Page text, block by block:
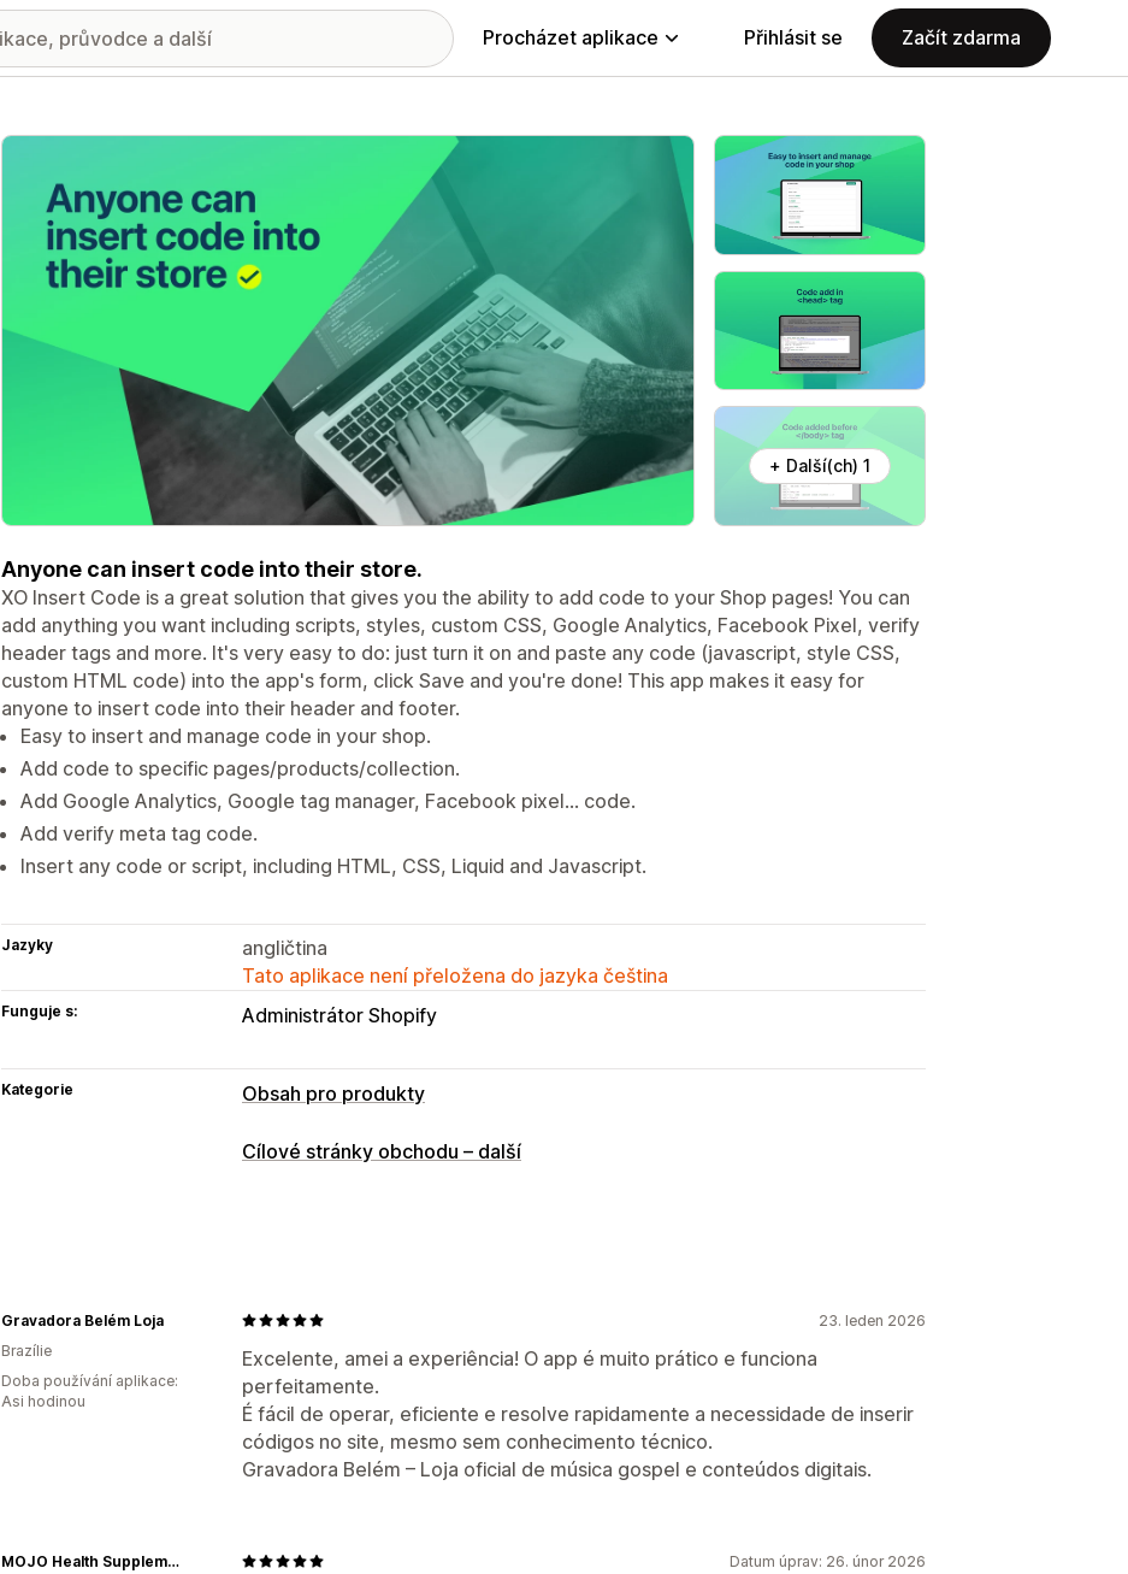
Procházet aplikace Přihlásit se Začít zdarma
Galerie propagovaných obrázků
+ Další(ch) 1
Anyone can insert code into their store.
XO Insert Code is a great solution that gives you the ability to add code to your Shop pages! You can
add anything you want including scripts, styles, custom CSS, Google Analytics, Facebook Pixel, verify
header tags and more. It's very easy to do: just turn it on and paste any code (javascript, style CSS,
custom HTML code) into the app's form, click Save and you're done! This app makes it easy for
anyone to insert code into their header and footer.
Easy to insert and manage code in your shop.
Add code to specific pages/products/collection.
Add Google Analytics, Google tag manager, Facebook pixel... code.
Add verify meta tag code.
Insert any code or script, including HTML, CSS, Liquid and Javascript.
Jazyky
angličtina
Tato aplikace není přeložena do jazyka čeština
Funguje s: Administrátor Shopify
Kategorie Obsah pro produkty
Cílové stránky obchodu – další
23. leden 2026
Excelente, amei a experiência! O app é muito prático e funciona
perfeitamente.
É fácil de operar, eficiente e resolve rapidamente a necessidade de inserir
códigos no site, mesmo sem conhecimento técnico.
Gravadora Belém – Loja oficial de música gospel e conteúdos digitais.
Gravadora Belém Loja
Brazílie
Doba používání aplikace:
Asi hodinou
Datum úprav: 26. únor 2026
MOJO Health Supplements